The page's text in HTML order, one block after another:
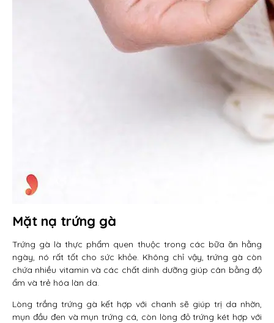
Mặt nạ trứng gà
Trứng gà là thực phẩm quen thuộc trong các bữa ăn hằng
ngày, nó rất tốt cho sức khỏe. Không chỉ vậy, trứng gà còn
chứa nhiều vitamin và các chất dinh dưỡng giúp cân bằng độ
ẩm và trẻ hóa làn da.
Lòng trắng trứng gà kết hợp với chanh sẽ giúp trị da nhờn,
mụn đầu đen và mụn trứng cá, còn lòng đỏ trứng két hợp với